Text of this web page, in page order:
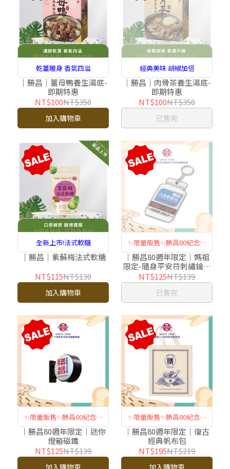
乾薑暖身 香氣四溢
｜勝昌｜薑母鴨養生湯底-
即期特惠
NT$100NT$350
加入購物車
經典美味 胡椒加倍
｜勝昌｜肉骨茶養生湯底-
即期特惠
NT$100NT$350
已售完
全新上市!法式軟糖
｜勝昌｜紫蘇梅法式軟糖
NT$115NT$130
加入購物車
✨限量販售✨勝昌80紀念鑰
匙圈
｜勝昌80週年限定｜媽祖
限定-隨身平安符刺繡鑰匙
圈
NT$125NT$139
已售完
✨限量販售✨勝昌80紀念燈
箱磁鐵
｜勝昌80週年限定｜迷你
燈箱磁鐵
NT$125NT$139
加入購物車
✨限量販售✨勝昌80紀念帆
布包
｜勝昌80週年限定｜復古
經典帆布包
NT$195NT$219
加入購物車